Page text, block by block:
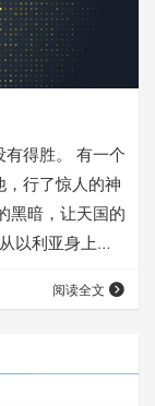
得胜。 有一个
，行了惊人的神
黑暗，让天国的
以利亚身上，
以利亚的灵，加
们可以…
阅读全文